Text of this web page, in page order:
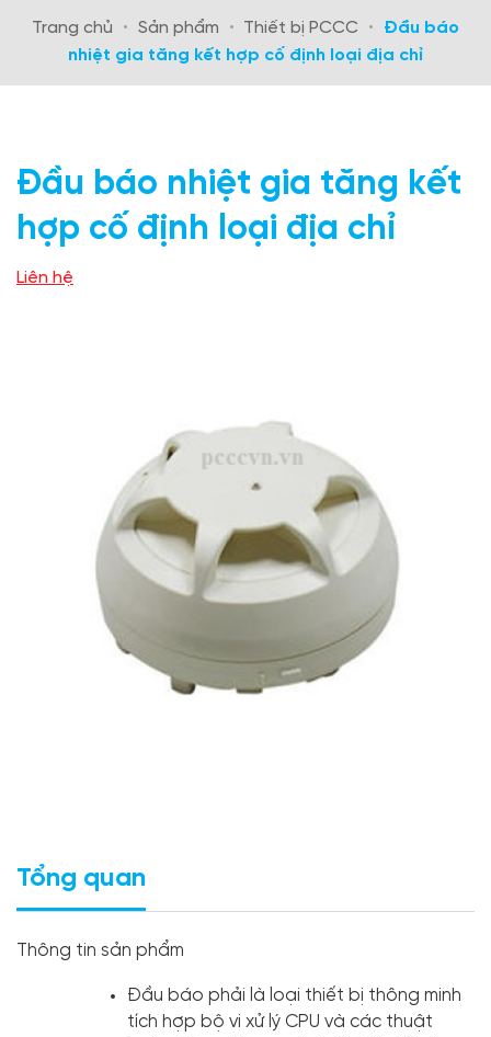
Trang chủ • Sản phẩm • Thiết bị PCCC •
Đầu báo
nhiệt gia tăng kết hợp cố định loại địa chỉ
Đầu báo nhiệt gia tăng kết
hợp cố định loại địa chỉ
Liên hệ
Tổng quan
Thông tin sản phẩm
Đầu báo phải là loại thiết bị thông minh
tích hợp bộ vi xử lý CPU và các thuật